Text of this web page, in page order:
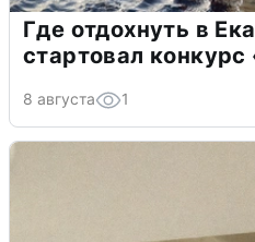
Где отдохнуть в
стартовал
8 августа 1